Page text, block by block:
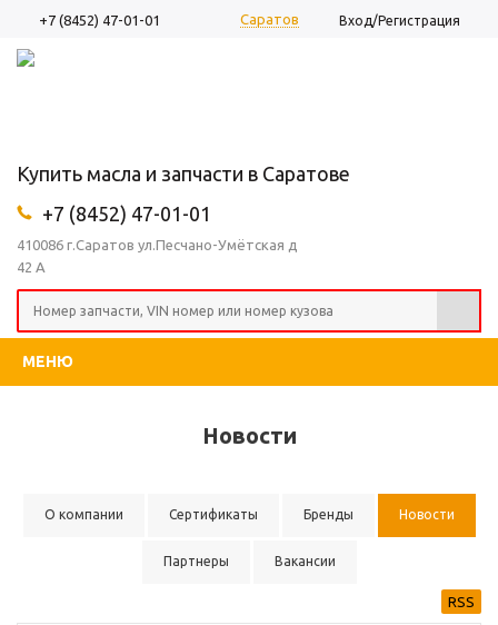
Саратов
+7 (8452) 47-01-01 Вход/Регистрация
МЕНЮ
Купить масла и запчасти в Саратове
410086 г.Саратов ул.Песчано-Умётская д
42 А
+7 (8452) 47-01-01
Новости
О компании Сертификаты Бренды Новости
Партнеры Вакансии
RSS